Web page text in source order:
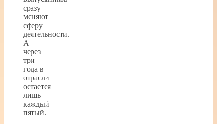
сразу
меняют
сферу
деятельности.
А
через
три
года в
отрасли
остается
лишь
каждый
пятый.